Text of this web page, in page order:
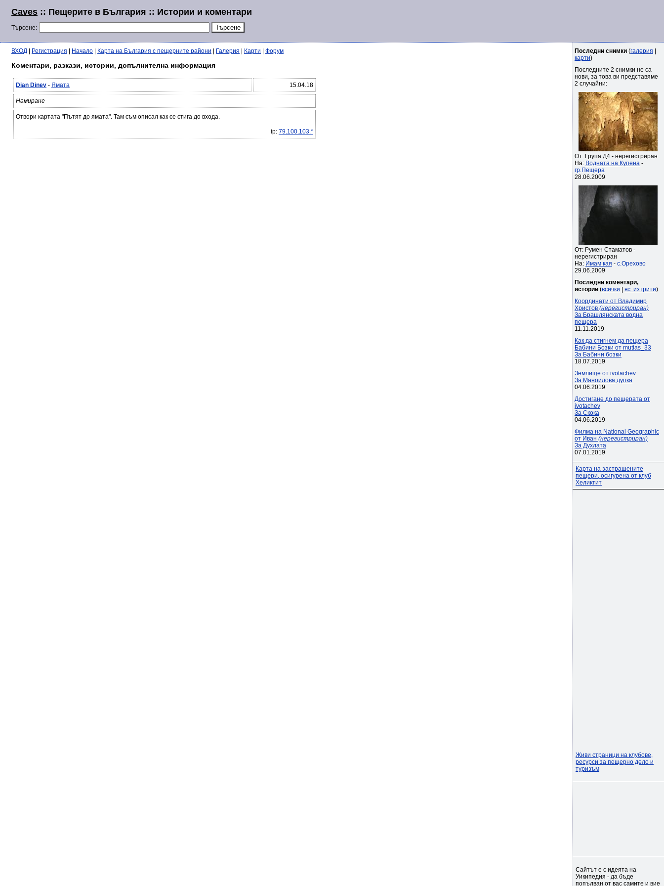
Caves :: Пещерите в България :: Истории и коментари
Търсене:
ВХОД Регистрация Начало Карта на България с пещерните райони Галерия Карти Форум
Коментари, разкази, истории, допълнителна информация
Dian Dinev - Ямата 15.04.18
Намиране
Отвори картата "Пътят до ямата". Там съм описал как се стига до входа.
ip: 79.100.103.*
Последни снимки (галерия
карти)
Последните 2 снимки не са
нови, за това ви представяме
2 случайни:
От: Група Д4 - нерегистриран
На: Водната на Купена -
гр.Пещера
28.06.2009
От: Румен Стаматов -
нерегистриран
На: Имам кая - с.Орехово
29.06.2009
Последни коментари,
истории (всички вс. изтрити)
Координати от Владимир
Христов (нерегистриран)
За Брашлянската водна
пещера
11.11.2019
Как да стигнем да пещера
Бабини Бозки от mutias_33
За Бабини бозки
18.07.2019
Землище от ivotachev
За Маноилова дупка
04.06.2019
Достигане до пещерата от
ivotachev
За Скока
04.06.2019
Филма на National Geographic
от Иван (нерегистриран)
За Духлата
07.01.2019
Карта на застрашените
пещери, осигурена от клуб
Хеликтит
Живи страници на клубове,
ресурси за пещерно дело и
туризъм
Сайтът е с идеята на
Уикипедия - да бъде
попълван от вас самите и вие